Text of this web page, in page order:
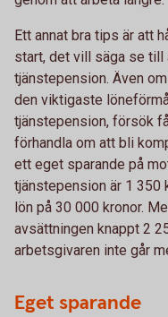
Ett annat bra tips är att
start, det vill säga se till
tjänstepension. Även
den viktigaste
tjänstepension, försök
förhandla om att bli
ett eget sparande på
tjänstepension är 1 350
lön på 30 000 kronor.
avsättningen knappt 2
arbetsgivaren inte går
Eget sparande